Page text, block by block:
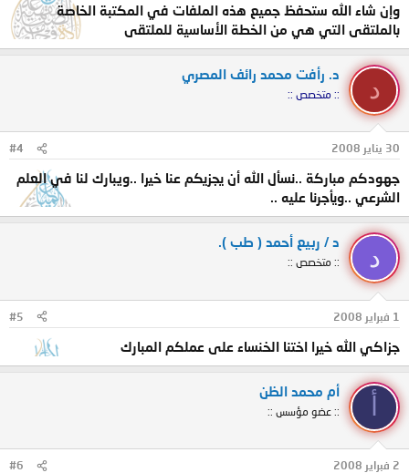
وإن شاء الله ستحفظ جميع هذه الملفات في المكتبة الخاصة
بالملتقى التي هي من الخطة الأساسية للملتقى
د
د. رأفت محمد رائف المصري
:: متخصص ::
30 يناير 2008 #4
جهودكم مباركة ..نسأل الله أن يجزيكم عنا خيرا ..ويبارك لنا في العلم
الشرعي ..ويأجرنا عليه ..
د
د / ربيع أحمد ( طب ).
:: متخصص ::
1 فبراير 2008 #5
جزاكي الله خيرا اختنا الخنساء على عملكم المبارك
أم محمد الظن
:: عضو مؤسس ::
2 فبراير 2008 #6